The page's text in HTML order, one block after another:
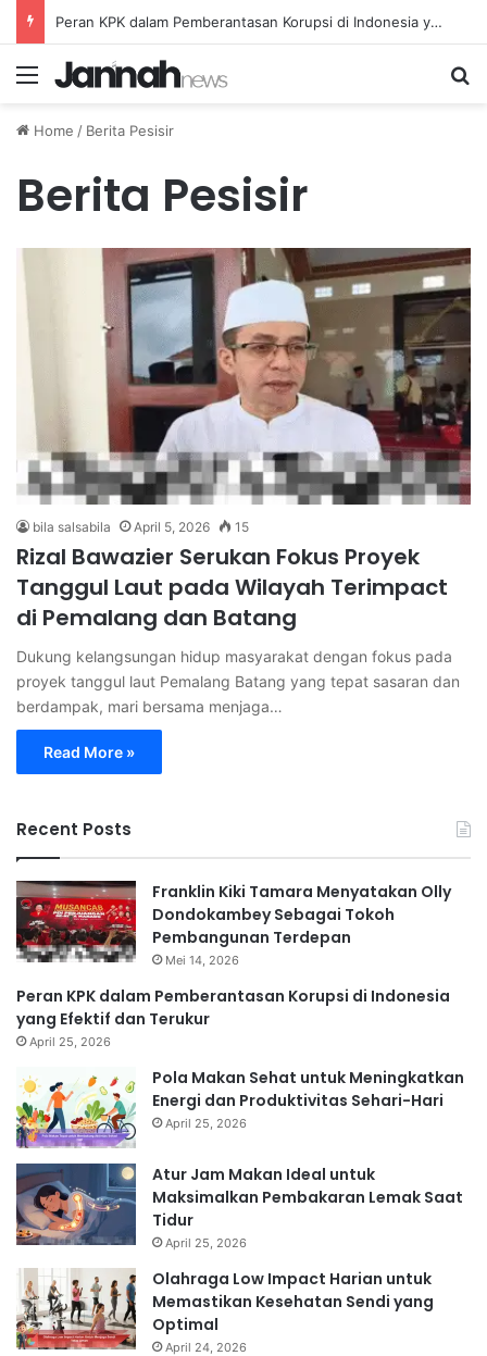
Peran KPK dalam Pemberantasan Korupsi di Indonesia yang Efektif dan Terukur
Menu
Home / Berita Pesisir
Berita Pesisir
bila salsabila April 5, 2026 15
Rizal Bawazier Serukan Fokus Proyek
Tanggul Laut pada Wilayah Terimpact
di Pemalang dan Batang
Dukung kelangsungan hidup masyarakat dengan fokus pada
proyek tanggul laut Pemalang Batang yang tepat sasaran dan
berdampak, mari bersama menjaga…
Read More »
Recent Posts
Franklin Kiki Tamara Menyatakan Olly
Dondokambey Sebagai Tokoh
Pembangunan Terdepan
Mei 14, 2026
Peran KPK dalam Pemberantasan Korupsi di Indonesia
yang Efektif dan Terukur
April 25, 2026
Pola Makan Sehat untuk Meningkatkan
Energi dan Produktivitas Sehari-Hari
April 25, 2026
Atur Jam Makan Ideal untuk
Maksimalkan Pembakaran Lemak Saat
Tidur
April 25, 2026
Olahraga Low Impact Harian untuk
Memastikan Kesehatan Sendi yang
Optimal
April 24, 2026